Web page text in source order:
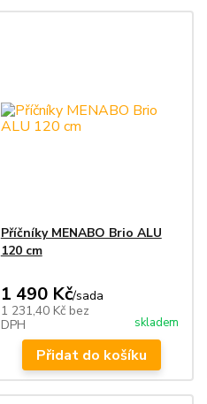
Příčníky MENABO Brio ALU
120 cm
1 490 Kč/sada
1 231,40 Kč bez
DPH
skladem
Přidat do košíku